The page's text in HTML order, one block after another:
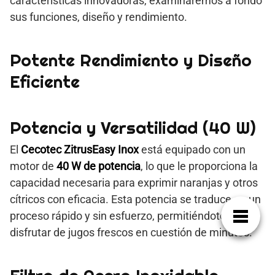
sus funciones, diseño y rendimiento.
Potente Rendimiento y Diseño
Eficiente
Potencia y Versatilidad (40 W)
El Cecotec ZitrusEasy Inoxestá equipado con un
motor de 40 W de potencia, lo que le proporciona la
capacidad necesaria para exprimir naranjas y otros
cítricos con eficacia. Esta potencia se traduce en un
proceso rápido y sin esfuerzo, permitiéndote
disfrutar de jugos frescos en cuestión de minutos.